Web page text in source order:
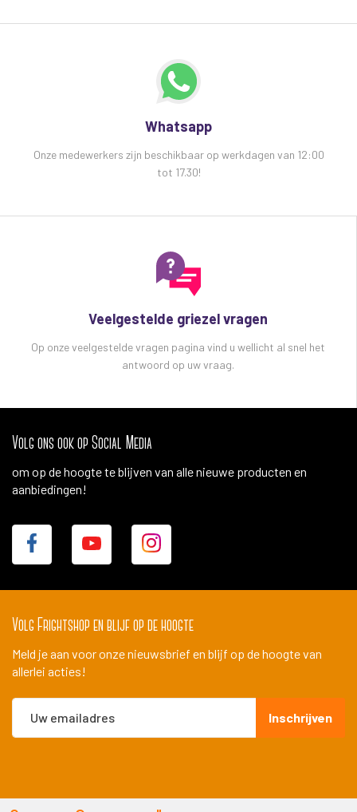
Whatsapp
Onze medewerkers zijn beschikbaar op werkdagen van 12:00
tot 17.30!
Veelgestelde griezel vragen
Op onze veelgestelde vragen pagina vind u wellicht al snel het
antwoord op uw vraag.
Volg ons ook op Social Media
om op de hoogte te blijven van alle nieuwe producten en
aanbiedingen!
Volg Frightshop en blijf op de hoogte
Meld je aan voor onze nieuwsbrief en blijf op de hoogte van
allerlei acties!
Abonneer
op
Inschrijven